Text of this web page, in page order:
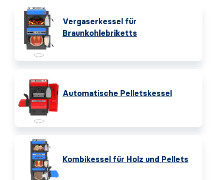
Vergaserkessel für
Braunkohlebriketts
Automatische Pelletskessel
Kombikessel für Holz und Pellets